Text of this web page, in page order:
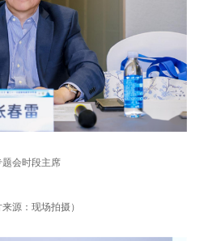
题会时段主席
来源：现场拍摄）